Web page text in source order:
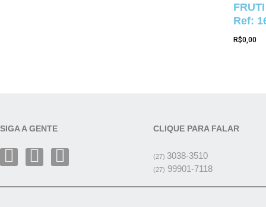
Ref:
R$0,00
SIGA A GENTE CLIQUE PARA FALAR
(27) 3038-3510
(27) 99901-7118